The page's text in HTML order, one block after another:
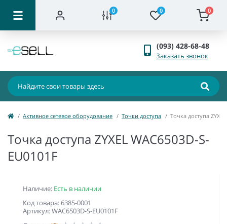
0 0 0
(093) 428-68-48
Заказать звонок
Активное сетевое оборудование Точки доступа Точка доступа
Точка доступа ZYXEL WAC6503D-S-
EU0101F
Наличие: Есть в наличии
Код товара: 6385-0001
Артикул: WAC6503D-S-EU0101F